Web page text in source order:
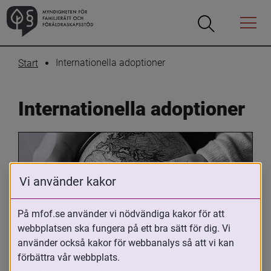
Öppna
Öppna
Menyn
Start Internationella adoptioner
Internationella adoptioner
Oavsett om du är adopterad,
adoptivförälder eller arbetar med
Vi använder kakor
På mfof.se använder vi nödvändiga kakor för att
webbplatsen ska fungera på ett bra sätt för dig. Vi
använder också kakor för webbanalys så att vi kan
förbättra vår webbplats.